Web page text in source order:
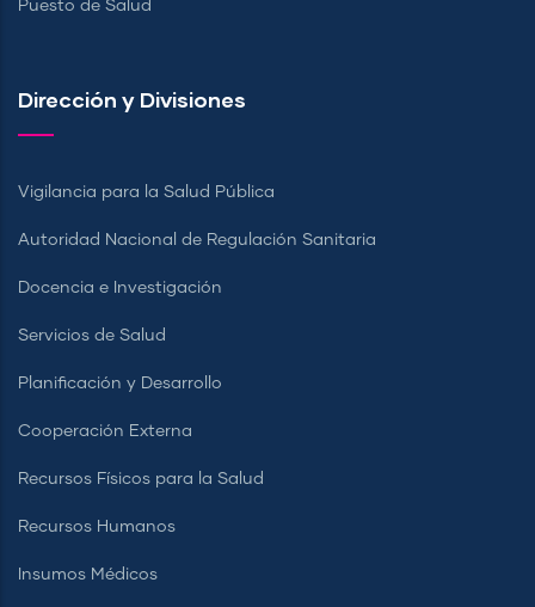
Puesto de Salud
Dirección y Divisiones
Vigilancia para la Salud Pública
Autoridad Nacional de Regulación Sanitaria
Docencia e Investigación
Servicios de Salud
Planificación y Desarrollo
Cooperación Externa
Recursos Físicos para la Salud
Recursos Humanos
Insumos Médicos